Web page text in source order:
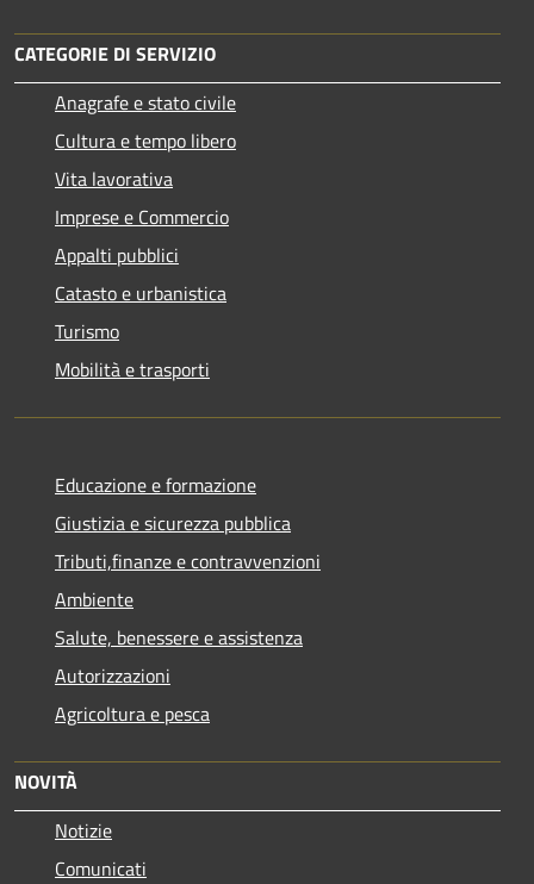
CATEGORIE DI SERVIZIO
Anagrafe e stato civile
Cultura e tempo libero
Vita lavorativa
Imprese e Commercio
Appalti pubblici
Catasto e urbanistica
Turismo
Mobilità e trasporti
Educazione e formazione
Giustizia e sicurezza pubblica
Tributi,finanze e contravvenzioni
Ambiente
Salute, benessere e assistenza
Autorizzazioni
Agricoltura e pesca
NOVITÀ
Notizie
Comunicati